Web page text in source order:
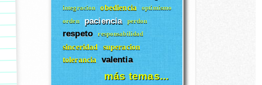
integracion obediencia optimismo
orden paciencia perdon
respeto responsabilidad
sinceridad superacion
tolerancia valentia
más temas...